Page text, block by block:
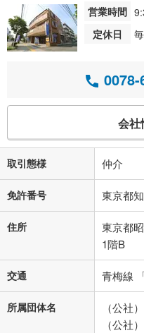
営業時間
定休日
0078-
会社
取引態様 仲介
免許番号 東京都
住所
東京都
1階B
交通 青梅線
所属団体名
（公社
（公社